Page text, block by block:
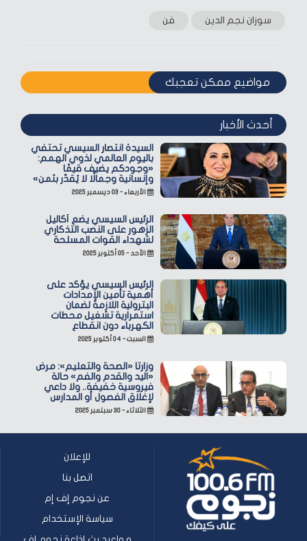
سوزان نجم الدين فن
مواضيع ممكن تعجبك
أحدث الأخبار
السيدة انتصار السيسي تحتفي
باليوم العالمي لذوي الهمم:
«وجودكم يضيف قيمًا
وإنسانية وجمالًا لا يُقدّر بثمن»
الأربعاء - ٠٣ ديسمبر ٢٠٢٥
الرئيس السيسي يضع أكاليل
الزهور على النصب التذكاري
لشهداء القوات المسلحة
الأحد - ٠٥ أكتوبر ٢٠٢٥
الرئيس السيسي يؤكد على
أهمية تأمين الإمدادات
البترولية اللازمة لضمان
استمرارية تشغيل محطات
الكهرباء دون انقطاع
السبت - ٠٤ أكتوبر ٢٠٢٥
وزارتا «الصحة والتعليم»: مرض
«اليد والقدم والفم» حالة
فيروسية خفيفة.. ولا داعي
لإغلاق الفصول أو المدارس
الثلاثاء - ٣٠ سبتمبر ٢٠٢٥
للإعلان
اتصل بنا
عن نجوم إف إم
سياسة الإستخدام